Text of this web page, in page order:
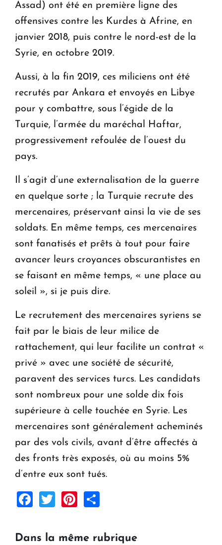
Assad) ont été en première ligne des
offensives contre les Kurdes à Afrine, en
janvier 2018, puis contre le nord-est de la
Syrie, en octobre 2019.
Aussi, à la fin 2019, ces miliciens ont été
recrutés par Ankara et envoyés en Libye
pour y combattre, sous l’égide de la
Turquie, l’armée du maréchal Haftar,
progressivement refoulée de l’ouest du
pays.
Il s’agit d’une externalisation de la guerre
en quelque sorte ; la Turquie recrute des
mercenaires, préservant ainsi la vie de ses
soldats. En même temps, ces mercenaires
sont fanatisés et prêts à tout pour faire
avancer leurs croyances obscurantistes en
se faisant en même temps, « une place au
soleil », si je puis dire.
Le recrutement des mercenaires syriens se
fait par le biais de leur milice de
rattachement, qui leur facilite un contrat «
privé » avec une société de sécurité,
paravent des services turcs. Les candidats
sont nombreux pour une solde dix fois
supérieure à celle touchée en Syrie. Les
mercenaires sont généralement acheminés
par des vols civils, avant d’être affectés à
des fronts très exposés, où au moins 5%
d’entre eux sont tués.
Facebook
TwitterPinterest
Dans la même rubrique